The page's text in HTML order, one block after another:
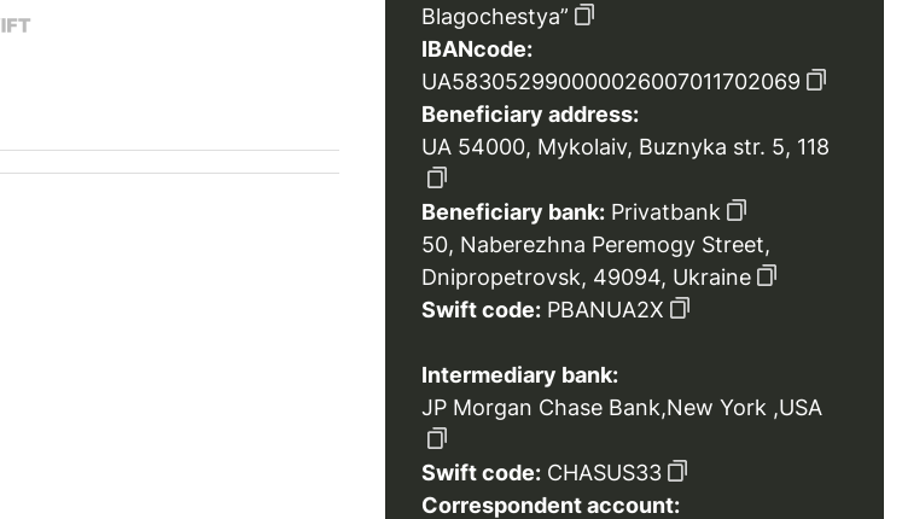
Blagochestya”
IBANcode:
UA583052990000026007011702069
Beneficiary address:
UA 54000, Mykolaiv, Buznyka str. 5, 118
Beneficiary bank: Privatbank
50, Naberezhna Peremogy Street,
Dnipropetrovsk, 49094, Ukraine
Swift code: PBANUA2X
Intermediary bank:
JP Morgan Chase Bank,New York ,USA
Swift code: CHASUS33
Correspondent account: